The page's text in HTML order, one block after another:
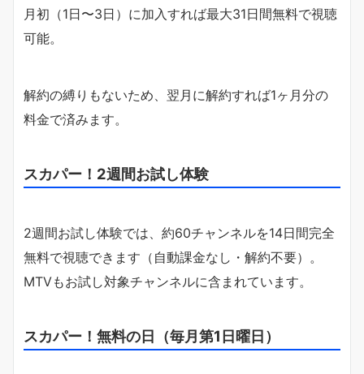
月初（1日〜3日）に加入すれば最大31日間無料で視聴
可能。
解約の縛りもないため、翌月に解約すれば1ヶ月分の
料金で済みます。
スカパー！2週間お試し体験
2週間お試し体験では、約60チャンネルを14日間完全
無料で視聴できます（自動課金なし・解約不要）。
MTVもお試し対象チャンネルに含まれています。
スカパー！無料の日（毎月第1日曜日）